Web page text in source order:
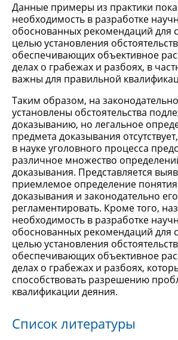
Данные примеры из практики
необходимость в разработке
обоснованных рекомендаций для
целью установления
обеспечивающих объективное
делах о грабежах и разбоях, в
важны для правильной
Таким образом, на
установлены обстоятельства
доказыванию, но легальное
предмета доказывания
в науке уголовного процесса
различное множество
доказывания. Представляется
приемлемое определение
доказывания и законодательно его
регламентировать. Кроме того,
необходимость в разработке
обоснованных рекомендаций для
целью установления
обеспечивающих объективное
делах о грабежах и разбоях,
способствовать разрешению
квалификации деяния.
Список литературы